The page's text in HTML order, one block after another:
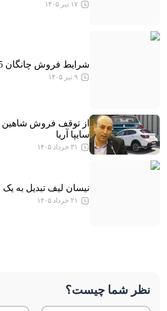
۱۷ تیر ۱۴۰۵
شرایط فروش چانگان CS55 وارداتی سایپا
۹ تیر ۱۴۰۵
از توقف فروش شاهین
سایپا آریا
۳۱ خرداد ۱۴۰۵
نیسان لیف تبدیل به
۲۱ خرداد ۱۴۰۵
نظر شما چیست؟